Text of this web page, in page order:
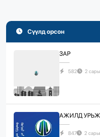
Сүүлд орсон
ЗАР
582 2
АЖИЛД
847 2